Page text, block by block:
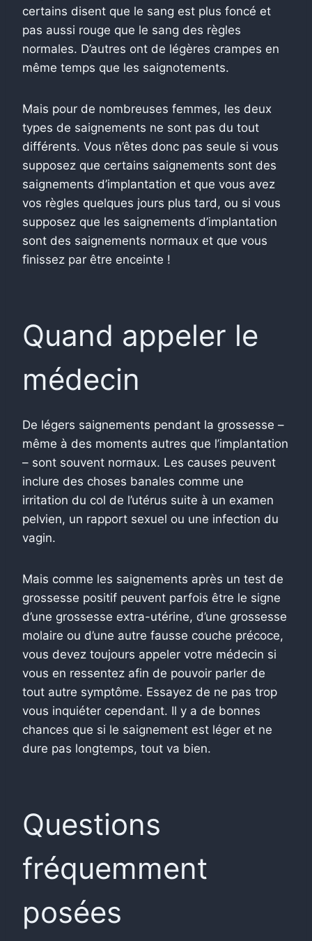
certains disent que le sang est plus foncé et
pas aussi rouge que le sang des règles
normales. D’autres ont de légères crampes en
même temps que les saignotements.
Mais pour de nombreuses femmes, les deux
types de saignements ne sont pas du tout
différents. Vous n’êtes donc pas seule si vous
supposez que certains saignements sont des
saignements d’implantation et que vous avez
vos règles quelques jours plus tard, ou si vous
supposez que les saignements d’implantation
sont des saignements normaux et que vous
finissez par être enceinte !
Quand appeler le
médecin
De légers saignements pendant la grossesse –
même à des moments autres que l’implantation
– sont souvent normaux. Les causes peuvent
inclure des choses banales comme une
irritation du col de l’utérus suite à un examen
pelvien, un rapport sexuel ou une infection du
vagin.
Mais comme les saignements après un test de
grossesse positif peuvent parfois être le signe
d’une grossesse extra-utérine, d’une grossesse
molaire ou d’une autre fausse couche précoce,
vous devez toujours appeler votre médecin si
vous en ressentez afin de pouvoir parler de
tout autre symptôme. Essayez de ne pas trop
vous inquiéter cependant. Il y a de bonnes
chances que si le saignement est léger et ne
dure pas longtemps, tout va bien.
Questions
fréquemment
posées